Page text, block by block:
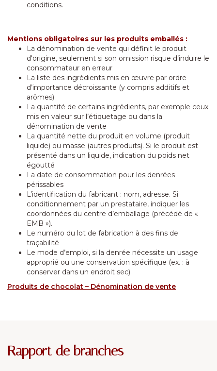
conditions.
Mentions obligatoires sur les produits emballés :
La dénomination de vente qui définit le produit
d'origine, seulement si son omission risque d’induire le
consommateur en erreur
La liste des ingrédients mis en œuvre par ordre
d’importance décroissante (y compris additifs et
arômes)
La quantité de certains ingrédients, par exemple ceux
mis en valeur sur l’étiquetage ou dans la
dénomination de vente
La quantité nette du produit en volume (produit
liquide) ou masse (autres produits). Si le produit est
présenté dans un liquide, indication du poids net
égoutté
La date de consommation pour les denrées
périssables
L’identification du fabricant : nom, adresse. Si
conditionnement par un prestataire, indiquer les
coordonnées du centre d’emballage (précédé de «
EMB »).
Le numéro du lot de fabrication à des fins de
traçabilité
Le mode d’emploi, si la denrée nécessite un usage
approprié ou une conservation spécifique (ex. : à
conserver dans un endroit sec).
Produits de chocolat – Dénomination de vente
Rapport de branches